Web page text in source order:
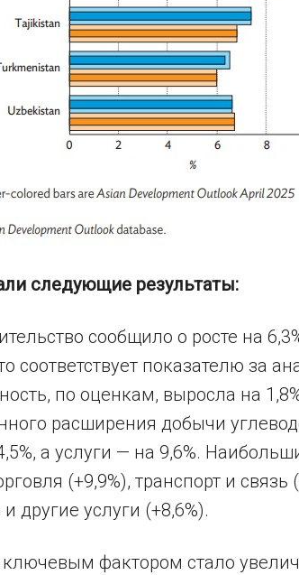
следующие результаты:
сообщило о росте на
соответствует показателю за
по оценкам, выросла на
расширения добычи
а услуги — на 9,6%.
(+9,9%), транспорт и связь
другие услуги (+8,6%).
ключевым фактором стало